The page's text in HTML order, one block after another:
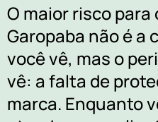
O maior risco para
Garopaba não é a
você vê, mas o
vê: a falta de
marca. Enquanto